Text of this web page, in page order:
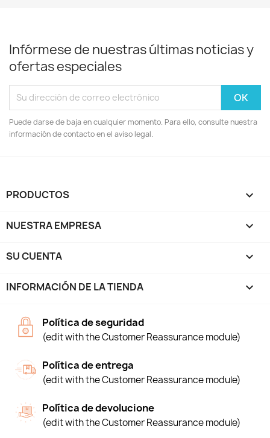
Infórmese de nuestras últimas noticias y
ofertas especiales
Puede darse de baja en cualquier momento. Para ello, consulte nuestra
información de contacto en el aviso legal.
PRODUCTOS 
NUESTRA EMPRESA 
SU CUENTA 
INFORMACIÓN DE LA TIENDA keyboard_arrow_down
Política de seguridad
(edit with the Customer Reassurance module)
Política de entrega
(edit with the Customer Reassurance module)
Política de devolucione
(edit with the Customer Reassurance module)